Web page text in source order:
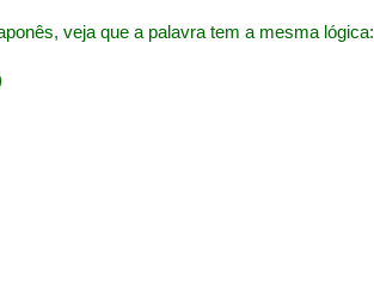
veja que a palavra tem a mesma lógica: